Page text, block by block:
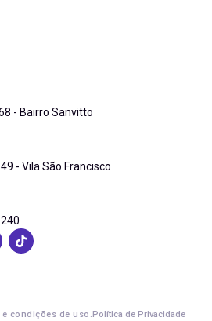
- Bairro Sanvitto
- Vila São Francisco
e condições de uso . Política de Privacidade